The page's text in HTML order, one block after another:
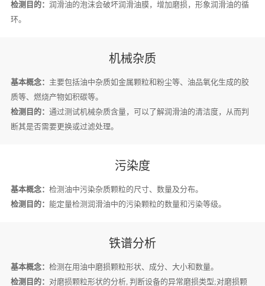
检测目的： 润滑油的泡沫会破坏润滑油膜，增加磨损，形象润滑油的循
环。
机械杂质
基本概念： 主要包括油中杂质如金属颗粒和粉尘等、油品氧化生成的胶
质等、燃烧产物如积碳等。
检测目的： 通过测试机械杂质含量，可以了解润滑油的清洁度，从而判
断其是否需要更换或过滤处理。
污染度
基本概念： 检测油中污染杂质颗粒的尺寸、数量及分布。
检测目的： 能定量检测润滑油中的污染颗粒的数量和污染等级。
铁谱分析
基本概念： 检测在用油中磨损颗粒形状、成分、大小和数量。
检测目的： 对磨损颗粒形状的分析, 判断设备的异常磨损类型;对磨损颗